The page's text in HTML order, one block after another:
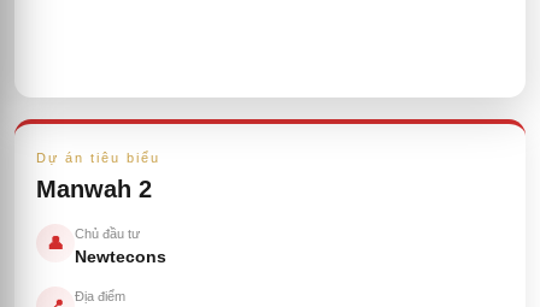
Dự án tiêu biểu
Manwah 2
👤 Chủ đầu tư
Newtecons
Địa điểm